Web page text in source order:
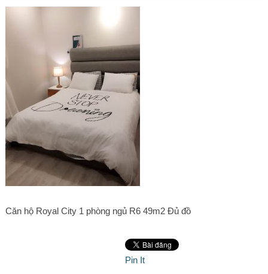
Căn hộ Royal City 1 phòng ngủ R6 49m2 Đủ đồ
Pin It